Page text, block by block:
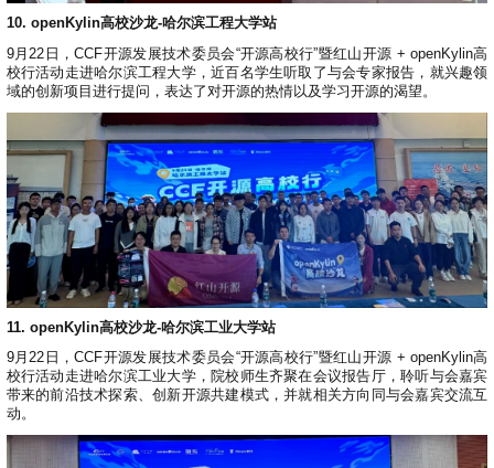
10. openKylin高校沙龙-哈尔滨工程大学站
9月22日，CCF开源发展技术委员会“开源高校行”暨红山开源 + openKylin高
校行活动走进哈尔滨工程大学，近百名学生听取了与会专家报告，就兴趣领
域的创新项目进行提问，表达了对开源的热情以及学习开源的渴望。
11. openKylin高校沙龙-哈尔滨工业大学站
9月22日，CCF开源发展技术委员会“开源高校行”暨红山开源 + openKylin高
校行活动走进哈尔滨工业大学，院校师生齐聚在会议报告厅，聆听与会嘉宾
带来的前沿技术探索、创新开源共建模式，并就相关方向同与会嘉宾交流互
动。